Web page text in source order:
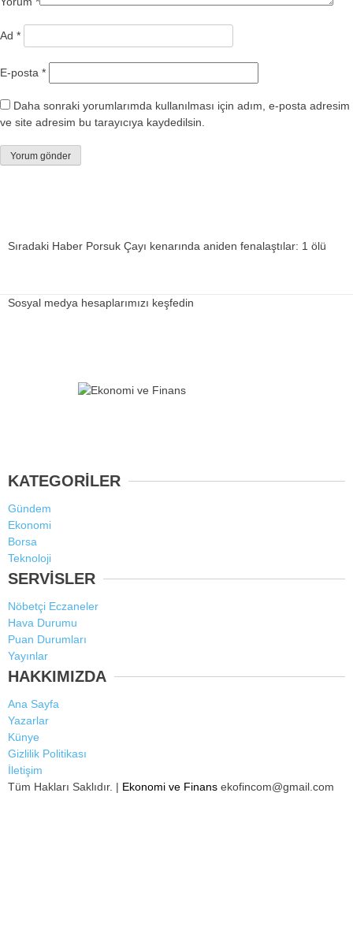
Ad *
E-posta *
Daha sonraki yorumlarımda kullanılması için adım, e-posta adresim
ve site adresim bu tarayıcıya kaydedilsin.
Sıradaki Haber Porsuk Çayı kenarında aniden fenalaştılar: 1 ölü
Sosyal medya hesaplarımızı keşfedin
KATEGORİLER
Gündem
Ekonomi
Borsa
Teknoloji
SERVİSLER
Nöbetçi Eczaneler
Hava Durumu
Puan Durumları
Yayınlar
HAKKIMIZDA
Ana Sayfa
Yazarlar
Künye
Gizlilik Politikası
İletişim
Tüm Hakları Saklıdır. | Ekonomi ve Finans ekofincom@gmail.com